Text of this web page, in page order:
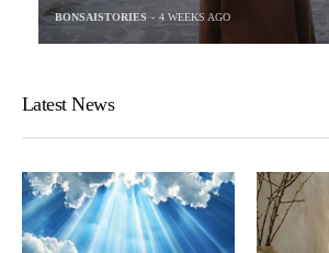
BONSAISTORIES 4 WEEKS AGO
Latest News